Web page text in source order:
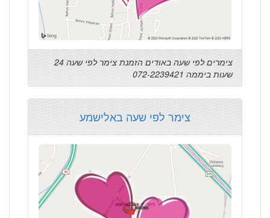
צימרים לפי שעה באודים הזמנת צימר לפי שעה 24
שעות ביממה 072-2239421
צימר לפי שעה באלישמע